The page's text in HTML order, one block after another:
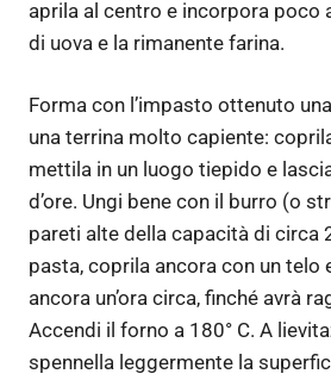
aprila al centro e incorpora poco
di uova e la rimanente farina.
Forma con l’impasto ottenuto
una terrina molto capiente:
mettila in un luogo tiepido e
d’ore. Ungi bene con il burro (o
pareti alte della capacità di circa
pasta, coprila ancora con un telo
ancora un’ora circa, finché avrà
Accendi il forno a 180° C. A
spennella leggermente la